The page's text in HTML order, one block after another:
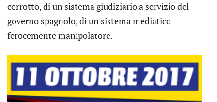
corrotto, di un sistema giudiziario a servizio del
governo spagnolo, di un sistema mediatico
ferocemente manipolatore.